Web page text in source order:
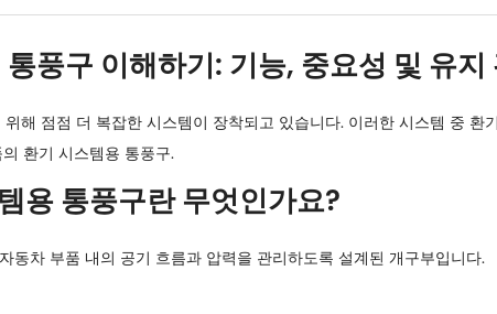
풍구 이해하기: 기능, 중요성 및 유지
해 점점 더 복잡한 시스템이 장착되고 있습니다. 이러한 시스템 중 환
환기 시스템용 통풍구.
용 통풍구란 무엇인가요?
동차 부품 내의 공기 흐름과 압력을 관리하도록 설계된 개구부입니다.